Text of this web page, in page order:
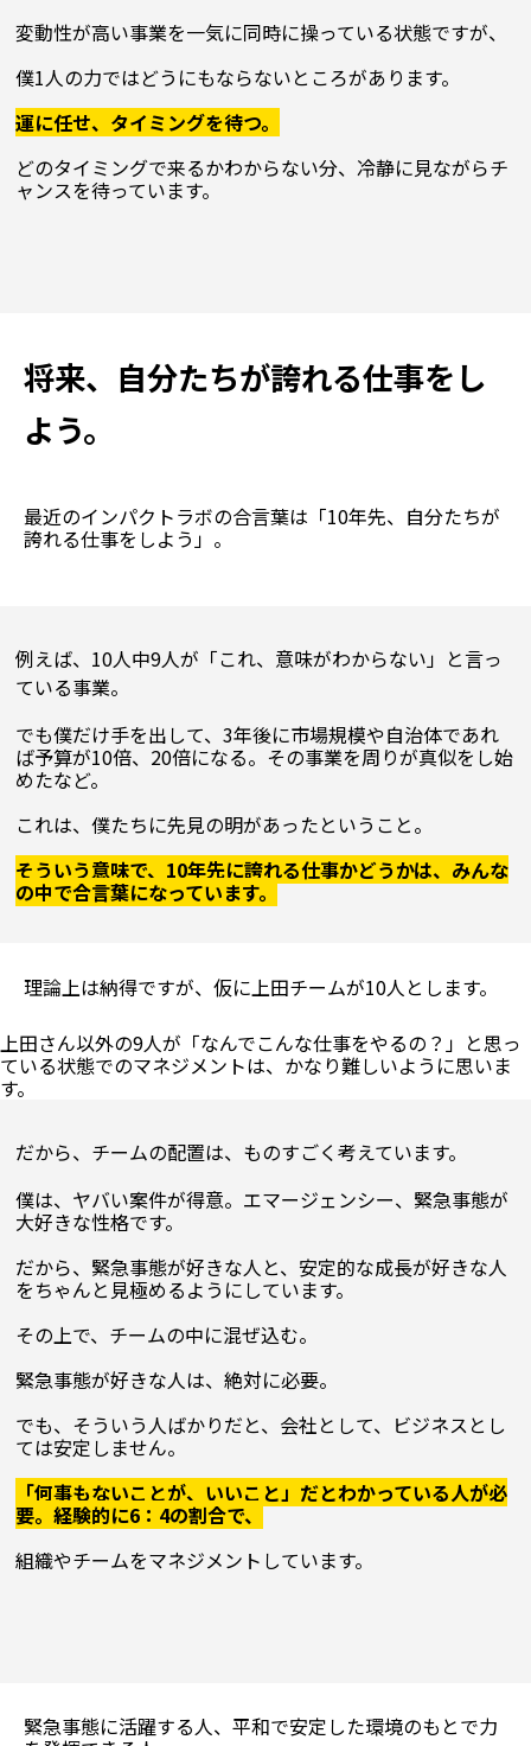
変動性が高い事業を一気に同時に操っている状態ですが、
僕1人の力ではどうにもならないところがあります。
運に任せ、タイミングを待つ。
どのタイミングで来るかわからない分、冷静に見ながらチ
将来、自分たちが誇れる仕事をし
よう。
最近のインパクトラボの合言葉は「10年先、自分たちが
誇れる仕事をしよう」。
例えば、10人中9人が「これ、意味がわからない」と言っ
ている事業。
でも僕だけ手を出して、3年後に市場規模や自治体であれ
ば予算が10倍、20倍になる。その事業を周りが真似をし始
めたなど。
これは、僕たちに先見の明があったということ。
そういう意味で、10年先に誇れる仕事かどうかは、みんな
の中で合言葉になっています。
理論上は納得ですが、仮に上田チームが10人とします。
上田さん以外の9人が「なんでこんな仕事をやるの？」と思っ
ている状態でのマネジメントは、かなり難しいように思いま
だから、チームの配置は、ものすごく考えています。
僕は、ヤバい案件が得意。エマージェンシー、緊急事態が
大好きな性格です。
だから、緊急事態が好きな人と、安定的な成長が好きな人
をちゃんと見極めるようにしています。
その上で、チームの中に混ぜ込む。
緊急事態が好きな人は、絶対に必要。
でも、そういう人ばかりだと、会社として、ビジネスとし
ては安定しません。
「何事もないことが、いいこと」だとわかっている人が必
要。経験的に6：4の割合で、
緊急事態に活躍する人、平和で安定した環境のもとで力